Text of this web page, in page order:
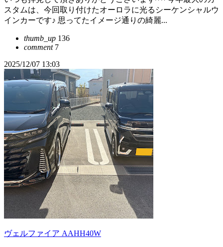
スタムは、今回取り付けたオーロラに光るシーケンシャルウ
インカーです♪ 思ってたイメージ通りの綺麗...
thumb_up 136
comment7
2025/12/07 13:03
ヴェルファイア AAHH40W